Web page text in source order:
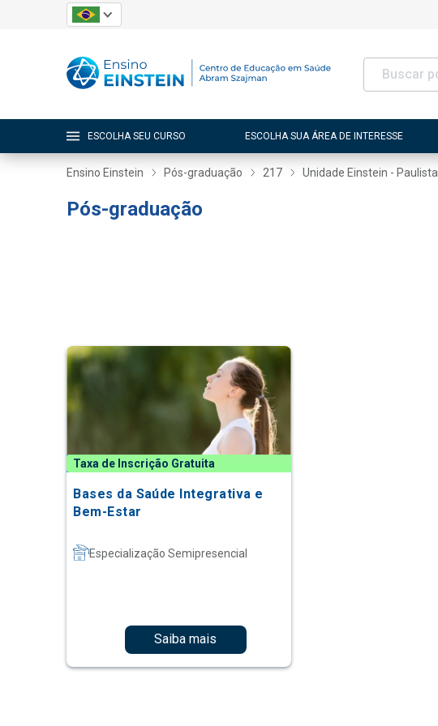
ESCOLHA SEU CURSO ESCOLHA SUA ÁREA DE INTERESSE
Ensino Einstein Pós-graduação 217 Unidade Einstein - Paulista
Pós-graduação
Taxa de Inscrição Gratuita
Bases da Saúde Integrativa e
Bem-Estar
Especialização Semipresencial
Saiba mais